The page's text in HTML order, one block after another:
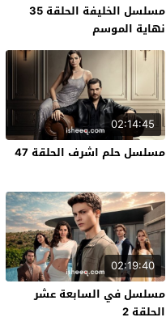
مسلسل الخليفة الحلقة 35
نهاية الموسم
02:14:45
مسلسل حلم اشرف الحلقة 47
02:19:40
مسلسل في السابعة عشر
الحلقة 2